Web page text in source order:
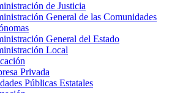
de Justicia
General de las Comunidades
General del Estado
Local
Privada
Públicas Estatales